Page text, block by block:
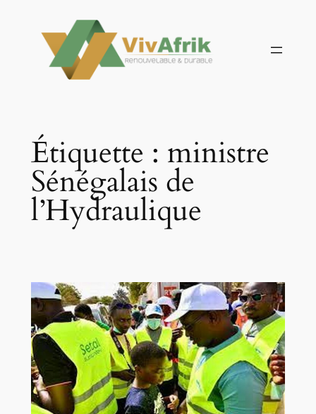
contenu
Étiquette : ministre
Sénégalais de
l’Hydraulique